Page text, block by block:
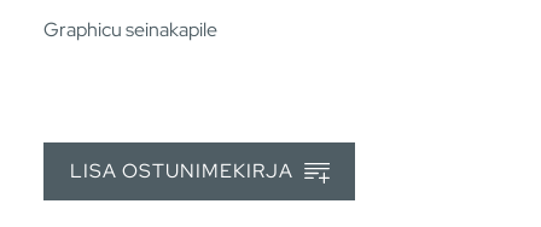
Graphicu seinakapile
LISA OSTUNIMEKIRJA